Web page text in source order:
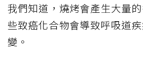
我們知道，燒烤會產生大量
些致癌化合物會導致呼吸道
變。